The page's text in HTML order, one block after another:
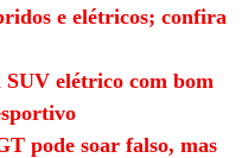
e elétricos; confira
elétrico com bom
pode soar falso, mas